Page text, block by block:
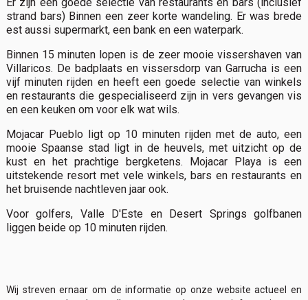
strand bars) Binnen een zeer korte wandeling. Er was brede
est aussi supermarkt, een bank en een waterpark.
Binnen 15 minuten lopen is de zeer mooie vissershaven van
Villaricos. De badplaats en vissersdorp van Garrucha is een
vijf minuten rijden en heeft een goede selectie van winkels
en restaurants die gespecialiseerd zijn in vers gevangen vis
en een keuken om voor elk wat wils.
Mojacar Pueblo ligt op 10 minuten rijden met de auto, een
mooie Spaanse stad ligt in de heuvels, met uitzicht op de
kust en het prachtige bergketens. Mojacar Playa is een
uitstekende resort met vele winkels, bars en restaurants en
het bruisende nachtleven jaar ook.
Voor golfers, Valle D'Este en Desert Springs golfbanen
liggen beide op 10 minuten rijden.
Wij streven ernaar om de informatie op onze website actueel en